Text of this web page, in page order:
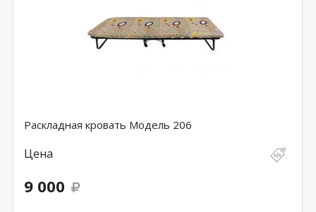
Раскладная кровать Модель 206
Цена
9 000